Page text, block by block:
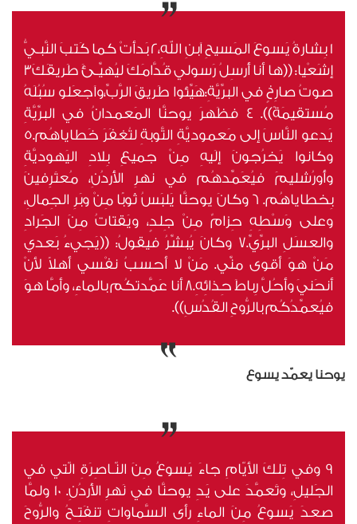
1 بِشارةُ يَسوعَ المَسيحِ اَبنِ اللهِ،2 بَدأتْ كما كَتبَ النَّبـيُّ
إشَعْيا: ((ها أنا أُرسِلُ رَسولي قُدَّامَكَ ليُهيِّـئَ طَريقَكَ3
صوتُ صارِخٍ في البرِّيَّةِ:هَيِّئوا طَريقَ الرَّبِّ،واَجعَلو سُبُلَهُ
مُستقيمَةً)). 4 فظَهرَ يوحنَّا المَعمدانُ في البرِّيَّةِ
يَدعو النَّاسَ إلى مَعموديَّةِ التَّوبةِ لتُغفَرَ خَطاياهُم.5
وكانوا يَخرُجونَ إلَيهِ مِنْ جميعِ بِلادِ اليَهوديَّةِ
وأُورُشليمَ فيُعَمِّدهُم في نهرِ الأُردُنِ، مُعتَرِفينَ
بِخطاياهُم. 6 وكانَ يوحنَّا يَلبَسُ ثَوبًا مِنْ وبَرِ الجِمالِ،
وعلى وَسْطِهِ حِزامٌ مِنْ جِلدٍ، ويَقتاتُ مِنَ الجَرادِ
والعسَلِ البرِّيِّ.7 وكانَ يُبشِّرُ فيقولُ: ((يَجيءُ بَعدي
مَنْ هوَ أقوى منِّي. مَنْ لا أحسبُ نفْسي أهلاً لأنْ
أنحَنيَ وأحُلَّ رِباطَ حِذائِهِ.8 أنا عَمَّدتكُم بالماءِ، وأمَّا هوَ
فيُعمِّدُكُم بالرُّوحِ القُدُسِ)).
يوحنا يعمّد يسوع
9 وفي تِلكَ الأيّامِ جاءَ يَسوعُ مِنَ النّـاصِرَةِ الّتي في
الجَليلِ، وتَعمَّدَ على يَدِ يوحنَّا في نَهرِ الأُردُنِ. 10 ولمَّا
صعدَ يَسوعُ مِنَ الماءِ رأى السَّماواتِ تنفَتِـحُ والرُّوحَ